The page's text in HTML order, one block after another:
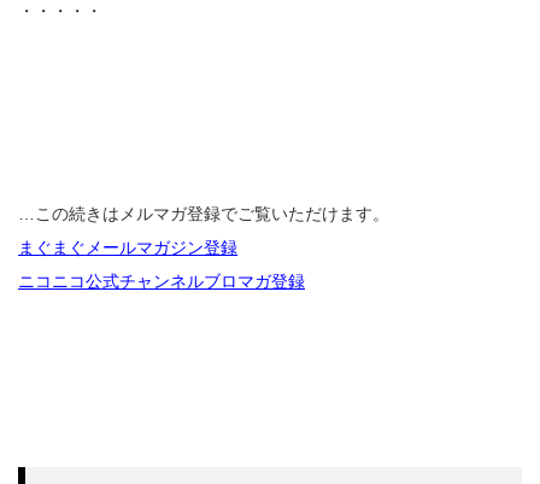
・・・・・
…この続きはメルマガ登録でご覧いただけます。
まぐまぐメールマガジン登録
ニコニコ公式チャンネルブロマガ登録